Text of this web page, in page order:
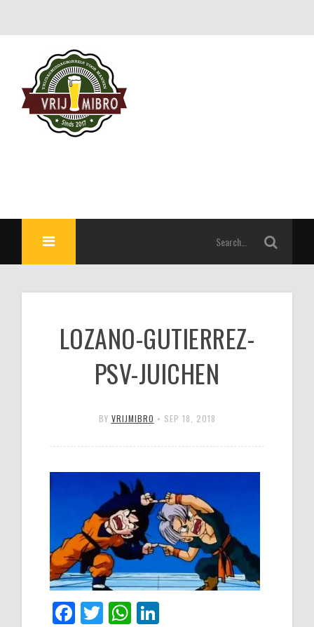
LOZANO-GUTIERREZ-
PSV-JUICHEN
BY VRIJMIBRO • SEP 18, 2018
Facebook
TwitterWhatsApp